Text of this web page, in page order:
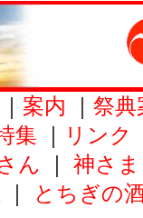
案内
祭典
集 リンク
ん 神さま
とちぎの